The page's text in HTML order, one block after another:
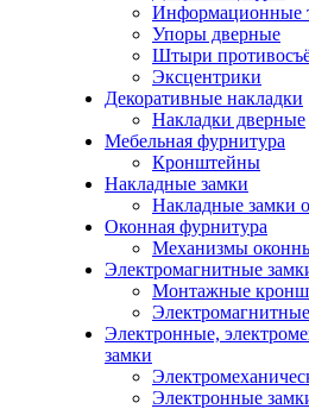
Информационные
Упоры дверные
Штыри
Эксцентрики
Декоративные накладки
Накладки дверные
Мебельная фурнитура
Кронштейны
Накладные замки
Накладные замки
Оконная фурнитура
Механизмы
Электромагнитные
Монтажные
Электронные,
замки
Электронные